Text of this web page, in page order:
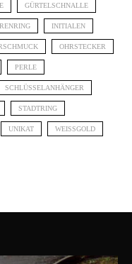
GÜRTELSCHNALLE
INITIALEN
OHRSTECKER
PERLE
SCHLÜSSELANHÄNGER
STADTRING
UNIKAT WEISSGOLD